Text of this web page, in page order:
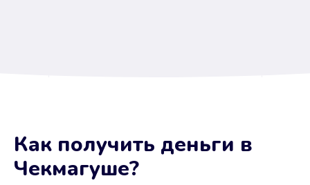
Не потребовались справки, залоги
и поручители. Папа вам доверяет.
Как получить деньги в
Чекмагуше?